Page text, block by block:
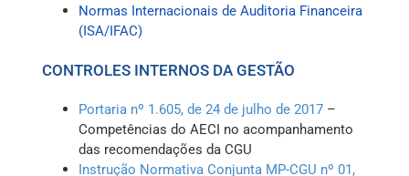
Normas Internacionais de Auditoria Financeira
(ISA/IFAC)
CONTROLES INTERNOS DA GESTÃO
Portaria nº 1.605, de 24 de julho de 2017 –
Competências do AECI no acompanhamento
das recomendações da CGU
Instrução Normativa Conjunta MP-CGU nº 01,